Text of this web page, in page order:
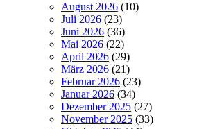
August 2026 (10)
Juli 2026 (23)
Juni 2026 (36)
Mai 2026 (22)
April 2026 (29)
März 2026 (21)
Februar 2026 (23)
Januar 2026 (34)
Dezember 2025 (27)
November 2025 (33)